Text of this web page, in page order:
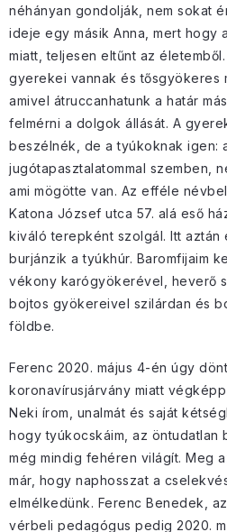
néhányan gondolják, nem sokat
ideje egy másik Anna, mert hogy
miatt, teljesen eltűnt az
gyerekei vannak és tősgyökeres
amivel átruccanhatunk a határ
felmérni a dolgok állását. A
beszélnék, de a tyúkoknak igen:
jugótapasztalatommal szemben,
ami mögötte van. Az efféle
Katona József utca 57. alá eső
kiváló terepként szolgál. Itt aztán
burjánzik a tyúkhúr. Baromfijaim
vékony karógyökerével, heverő
bojtos gyökereivel szilárdan és
földbe.
Ferenc 2020. május 4-én úgy
koronavírusjárvány miatt
Neki írom, unalmát és saját
hogy tyúkocskáim, az
még mindig fehéren világít. Meg
már, hogy naphosszat a
elmélkedünk. Ferenc Benedek,
vérbeli pedagógus pedig 2020.